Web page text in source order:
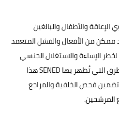
والأطفال والبالغين
من الأفعال والفشل المتعمد
الإساءة والاستغلال الجنسي
والإصابة وأي ضرر آخر. إحدى الطرق التي تُظهر بها SENED هذا
تضمين فحص الخلفية والمراجع
المرشحين.